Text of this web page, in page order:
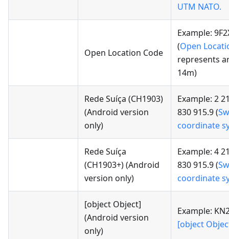
UTM NATO.
Open Location Code
Example:
(Open
represents
14m)
Rede Suíça (CH1903)
(Android version
only)
Example: 2
830 915.9 (
coordinate
Rede Suíça
(CH1903+)(Android
version only)
Example: 4
830 915.9 (
coordinate
[object Object]
(Android version
only)
Example:
[object